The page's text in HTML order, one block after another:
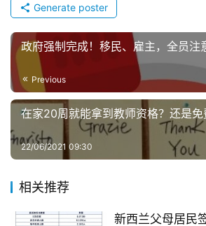
Generate poster
政府强制完成！移民、雇主，全员注
Previous
在家20周就能拿到教师资格？还是免
22/06/2021 09:30
相关推荐
新西兰父母居民